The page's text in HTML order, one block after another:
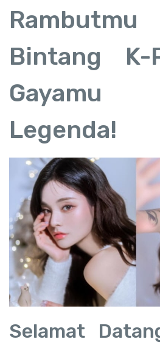
Bintang K-
Gayamu
Legenda!
Selamat